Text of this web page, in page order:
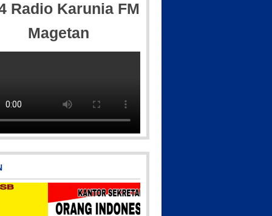
IMG_20180718_182608
IMG-20170928-WA0071
Radio Karunia FM
Magetan